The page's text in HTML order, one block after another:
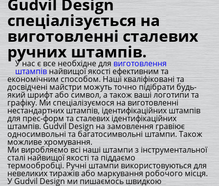
спеціалізується на
виготовленні сталевих
ручних штампів.
У нас є все необхідне для виготовлення
штампів найвищої якості ефективним та
економічним способом. Наші кваліфіковані та
досвідчені майстри можуть точно підібрати будь-
який шрифт або символ, а також ваші логотипи та
графіку. Ми спеціалізуємося на виготовленні
нестандартних штампів, ідентифікаційних штампів
для прес-форм та сталевих ідентифікаційних
штампів. Gudvil Design на замовлення гравіює
односимвольні та багатосимвольні штампи. Також
можливе хромування.
Ми виробляємо всі наші штампи з інструментальної
сталі найвищої якості та піддаємо
термообробці. Ручні штампи використовуються для
невеликих тиражів або маркування робочого місця.
У Gudvil Design ми пишаємось швидкою